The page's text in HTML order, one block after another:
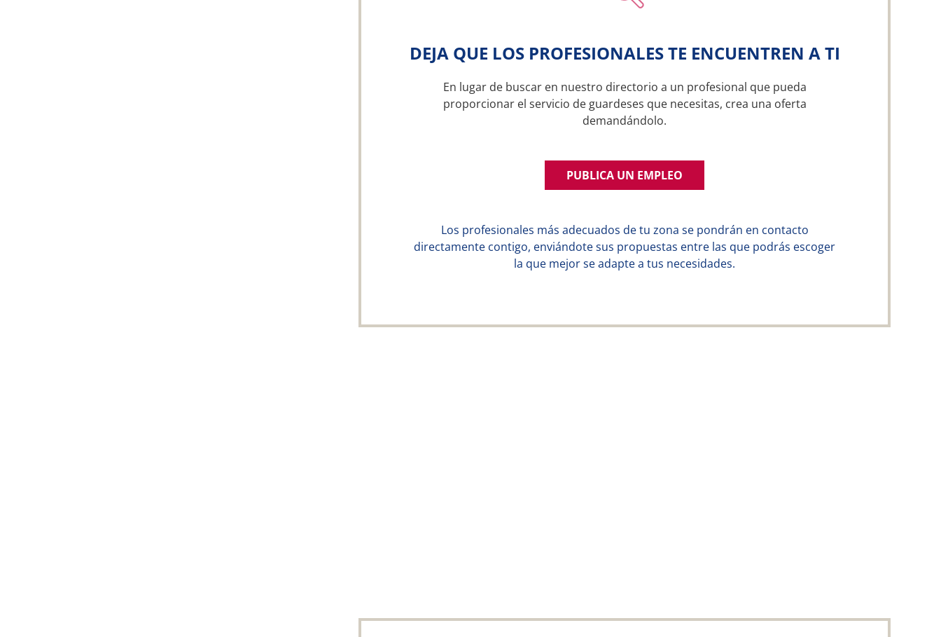
DEJA QUE LOS PROFESIONALES TE ENCUENTREN A TI
En lugar de buscar en nuestro directorio a un profesional que pueda
proporcionar el servicio de guardeses que necesitas, crea una oferta
demandándolo.
PUBLICA UN EMPLEO
Los profesionales más adecuados de tu zona se pondrán en contacto
directamente contigo, enviándote sus propuestas entre las que podrás escoger
la que mejor se adapte a tus necesidades.